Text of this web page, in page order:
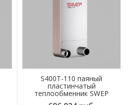
S400T-110 паяный
пластинчатый
теплообменник SWEP